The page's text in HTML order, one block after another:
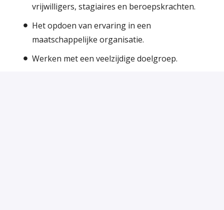
vrijwilligers, stagiaires en beroepskrachten.
Het opdoen van ervaring in een
maatschappelijke organisatie.
Werken met een veelzijdige doelgroep.